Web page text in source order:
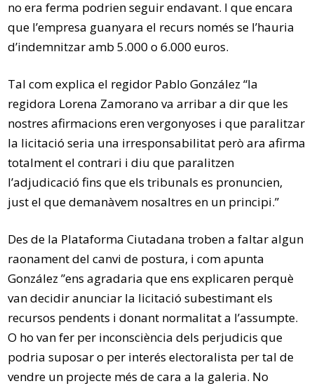
no era ferma podrien seguir endavant. I que encara
que l’empresa guanyara el recurs només se l’hauria
d’indemnitzar amb 5.000 o 6.000 euros.
Tal com explica el regidor Pablo González “la
regidora Lorena Zamorano va arribar a dir que les
nostres afirmacions eren vergonyoses i que paralitzar
la licitació seria una irresponsabilitat però ara afirma
totalment el contrari i diu que paralitzen
l’adjudicació fins que els tribunals es pronuncien,
just el que demanàvem nosaltres en un principi.”
Des de la Plataforma Ciutadana troben a faltar algun
raonament del canvi de postura, i com apunta
González ”ens agradaria que ens explicaren perquè
van decidir anunciar la licitació subestimant els
recursos pendents i donant normalitat a l’assumpte.
O ho van fer per inconsciència dels perjudicis que
podria suposar o per interés electoralista per tal de
vendre un projecte més de cara a la galeria. No